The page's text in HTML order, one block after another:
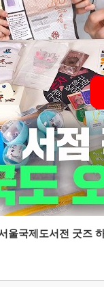
울국제도서전 굿즈